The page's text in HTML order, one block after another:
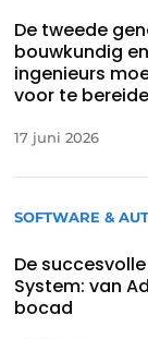
De tweede
bouwkundig
ingenieurs
voor te
17 juni 2026
SOFTWARE &
De
System: van
bocad